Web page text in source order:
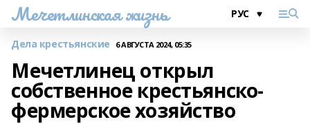
Мечетлинская жизнь
Дела крестьянские 6 АВГУСТА 2024, 05:35
Мечетлинец открыл
собственное крестьянско-
фермерское хозяйство